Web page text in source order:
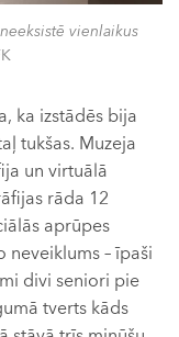
vienlaikus
ka izstādēs bija
tukšas. Muzeja
un virtuālā
rāda 12
aprūpes
neveiklums – īpaši
divi seniori pie
tverts kāds